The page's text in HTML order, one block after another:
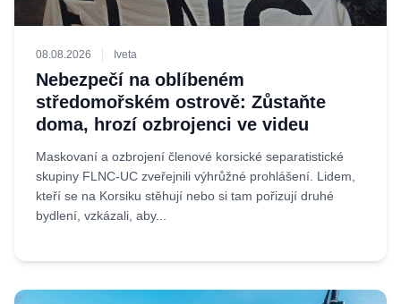
08.08.2026 Iveta
Nebezpečí na oblíbeném
středomořském ostrově: Zůstaňte
doma, hrozí ozbrojenci ve videu
Maskovaní a ozbrojení členové korsické separatistické
skupiny FLNC-UC zveřejnili výhrůžné prohlášení. Lidem,
kteří se na Korsiku stěhují nebo si tam pořizují druhé
bydlení, vzkázali, aby...